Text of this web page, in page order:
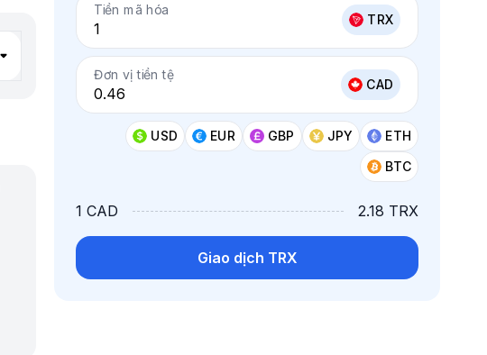
Tiền mã hóa
TRX
Đơn vị tiền tệ
CAD
USD EUR GBP JPY
ETH
BTC
1 CAD 2.18 TRX
Giao dịch TRX